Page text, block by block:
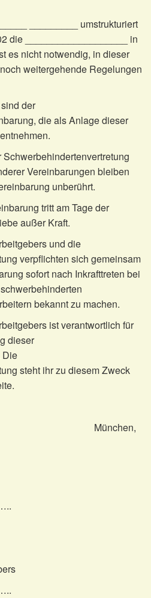
_________ umstrukturiert
die ___________________ in
es nicht notwendig, in dieser
weitergehende Regelungen
der
die als Anlage dieser
Vereinbarungen bleiben
unberührt.
tritt am Tage der
außer Kraft.
und die
verpflichten sich gemeinsam
sofort nach Inkrafttreten bei
bekannt zu machen.
ist verantwortlich für
dieser
Die
steht ihr zu diesem Zweck
am: München,